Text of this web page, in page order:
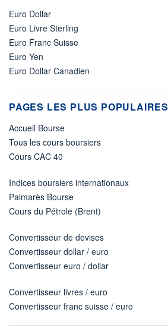
Euro Dollar
Euro Livre Sterling
Euro Franc Suisse
Euro Yen
Euro Dollar Canadien
PAGES LES PLUS POPULAIRES
Accueil Bourse
Tous les cours boursiers
Cours CAC 40
Indices boursiers internationaux
Palmarès Bourse
Cours du Pétrole (Brent)
Convertisseur de devises
Convertisseur dollar / euro
Convertisseur euro / dollar
Convertisseur livres / euro
Convertisseur franc suisse / euro